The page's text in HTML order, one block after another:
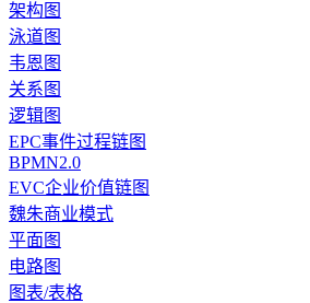
架构图
泳道图
韦恩图
关系图
逻辑图
EPC事件过程链图
BPMN2.0
EVC企业价值链图
魏朱商业模式
平面图
电路图
图表/表格